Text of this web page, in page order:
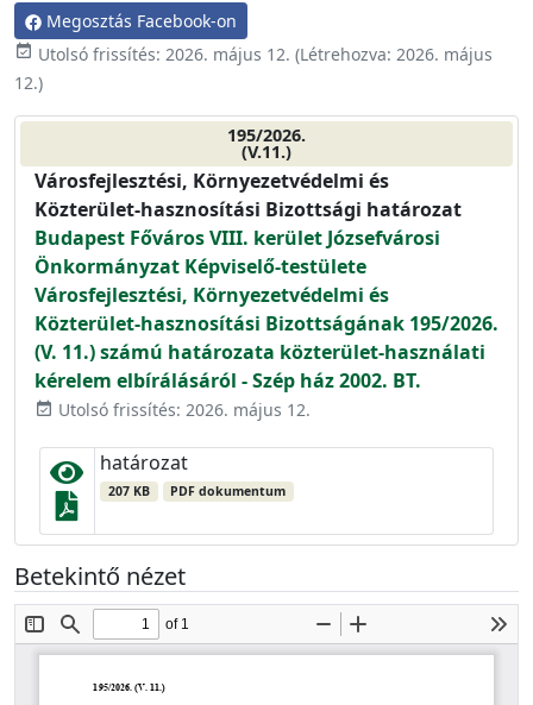
Megosztás Facebook-on
event_available Utolsó frissítés: 2026. május 12. (Létrehozva: 2026. május
12.)
195/2026.
(V.11.)
Városfejlesztési, Környezetvédelmi és
Közterület-hasznosítási Bizottsági határozat
Budapest Főváros VIII. kerület Józsefvárosi
Önkormányzat Képviselő-testülete
Városfejlesztési, Környezetvédelmi és
Közterület-hasznosítási Bizottságának 195/2026.
(V. 11.) számú határozata közterület-használati
kérelem elbírálásáról - Szép ház 2002. BT.
event_available Utolsó frissítés: 2026. május 12.
határozat
207 KB PDF dokumentum
Betekintő nézet